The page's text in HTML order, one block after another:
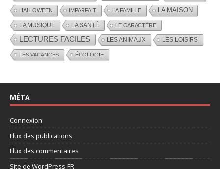
HALLOWEEN IMPARFAIT LA FAMILLE LA MAISON
LA MUSIQUE LA SANTÉ LE CARACTÈRE
LECTURES FACILES LES ANIMAUX LES LOISIRS
LES VACANCES ÉCOLOGIE
MÉTA
Connexion
Flux des publications
Flux des commentaires
Site de WordPress-FR